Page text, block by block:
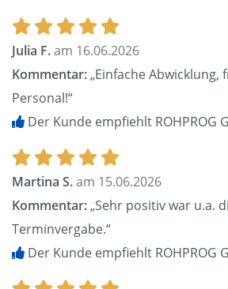
Julia F.am 16.06.2026
Kommentar:„Einfache Abwicklung,
Personal!“
Der Kunde empfiehlt ROHPROG
Martina S.am 15.06.2026
Kommentar:„Sehr positiv war u.a.
Terminvergabe.“
Der Kunde empfiehlt ROHPROG